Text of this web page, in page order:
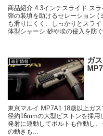
商品紹介 4.3インチスライド:ス
弾の装填を助けるセレーション (
も滑りにくく、しっかりとスラ
体型シャーシ:砂や埃の侵入を防ぐ
最新情報
ガ
東京マルイ MP7A1 18歳以上ガ
径約16mmの大型ピストンを採用
発射に連動してボルトも作動し
の動きも...